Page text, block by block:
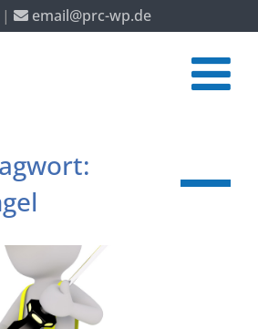
| email@prc-wp.de